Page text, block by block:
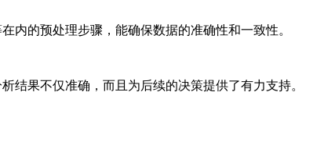
内的预处理步骤，能确保数据的准确性和一致性。
结果不仅准确，而且为后续的决策提供了有力支持。